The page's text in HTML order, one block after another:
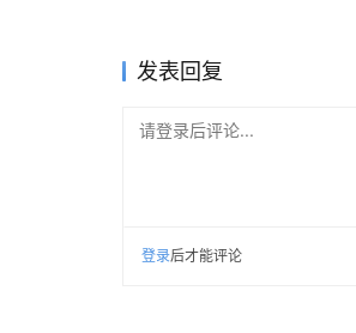
实反馈中继续迭代。
虹桥阿里中心，赋能“来华
本次活动为期一月，预计
发表回复
请登录后评论...
登录后才能评论